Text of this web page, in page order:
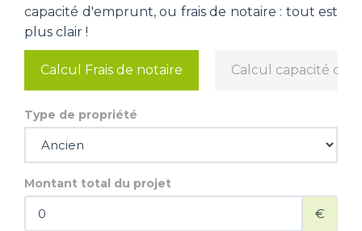
capacité d'emprunt, ou frais de notaire : tout est
plus clair !
Calcul Frais de notaire Calcul capacité